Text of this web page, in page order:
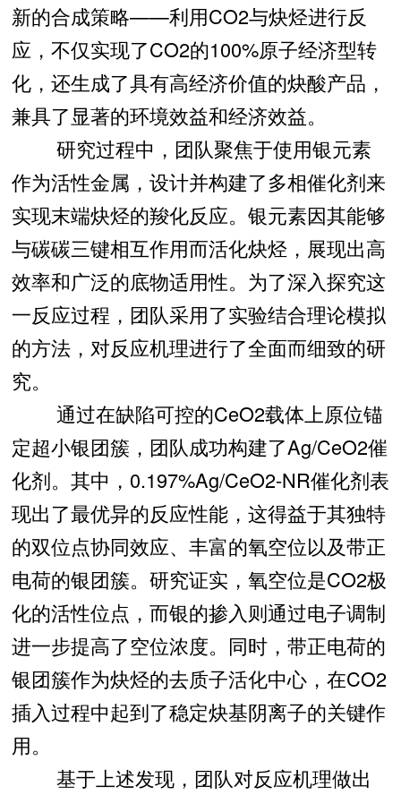
新的合成策略——利用CO2与炔烃进行反
应，不仅实现了CO2的100%原子经济型转
化，还生成了具有高经济价值的炔酸产品，
兼具了显著的环境效益和经济效益。
研究过程中，团队聚焦于使用银元素
作为活性金属，设计并构建了多相催化剂来
实现末端炔烃的羧化反应。银元素因其能够
与碳碳三键相互作用而活化炔烃，展现出高
效率和广泛的底物适用性。为了深入探究这
一反应过程，团队采用了实验结合理论模拟
的方法，对反应机理进行了全面而细致的研
究。
通过在缺陷可控的CeO2载体上原位锚
定超小银团簇，团队成功构建了Ag/CeO2催
化剂。其中，0.197%Ag/CeO2-NR催化剂表
现出了最优异的反应性能，这得益于其独特
的双位点协同效应、丰富的氧空位以及带正
电荷的银团簇。研究证实，氧空位是CO2极
化的活性位点，而银的掺入则通过电子调制
进一步提高了空位浓度。同时，带正电荷的
银团簇作为炔烃的去质子活化中心，在CO2
插入过程中起到了稳定炔基阴离子的关键作
用。
基于上述发现，团队对反应机理做出